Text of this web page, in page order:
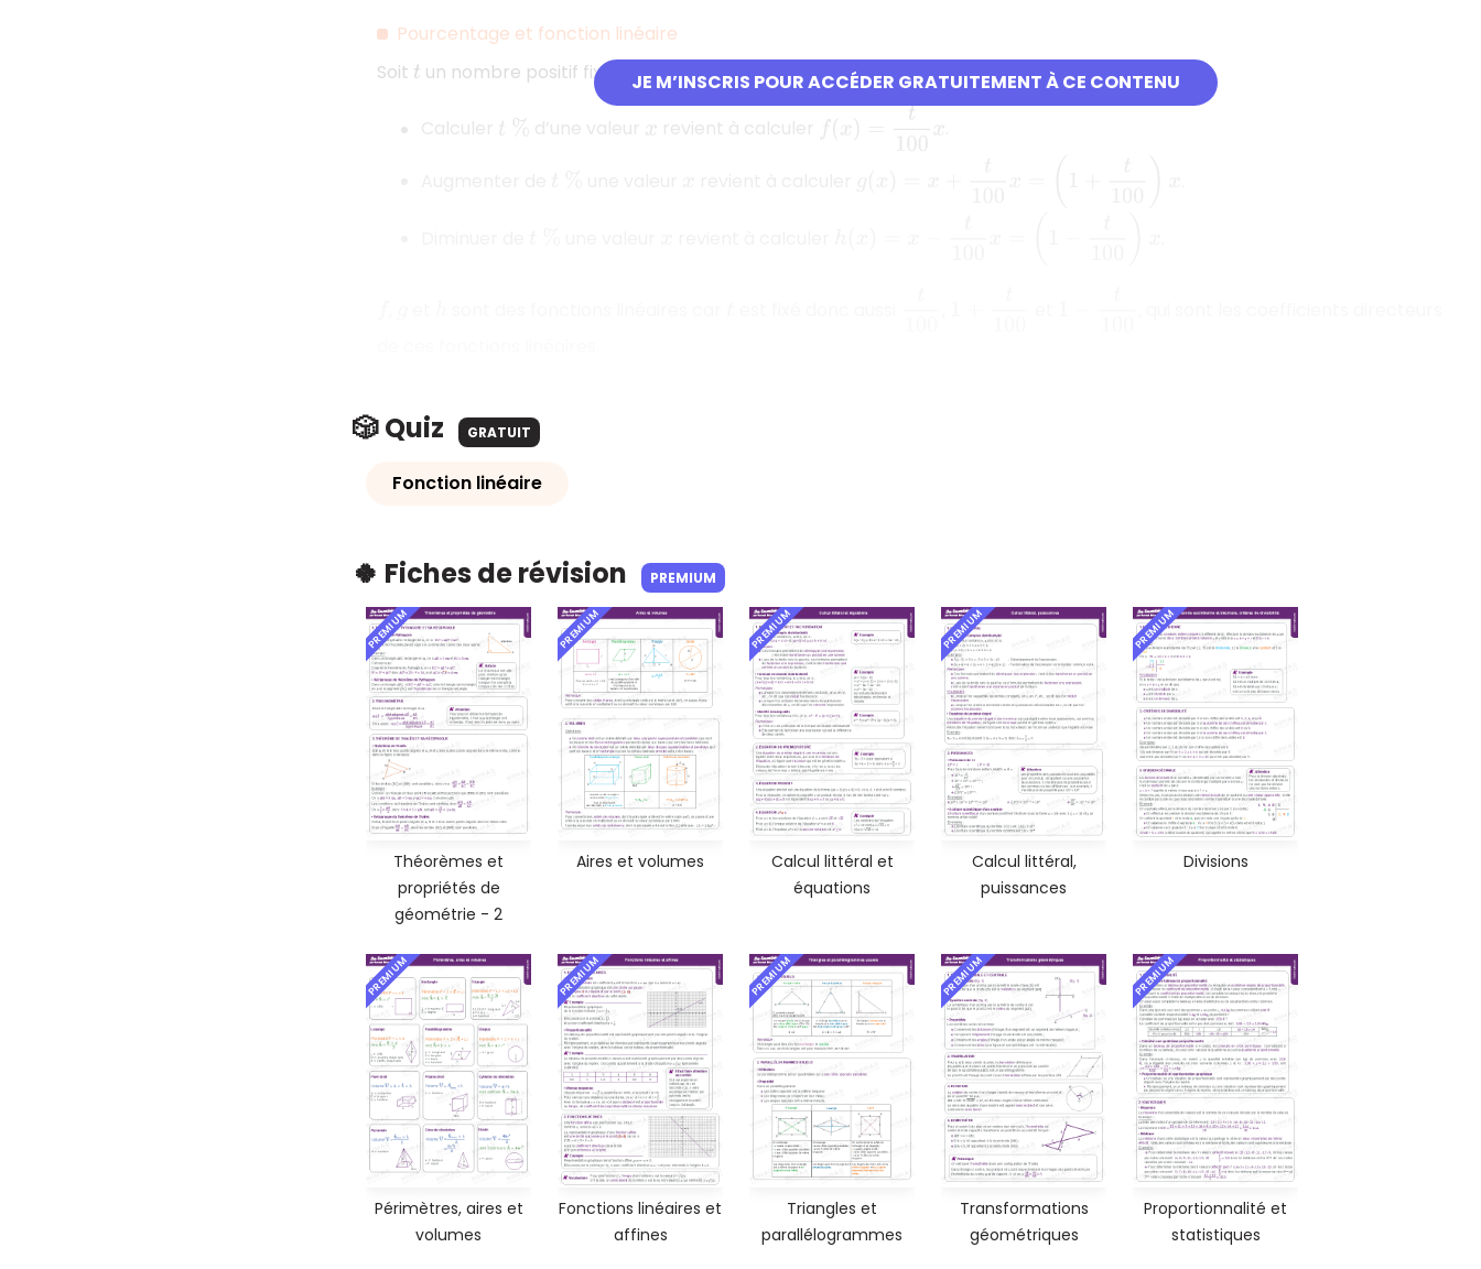
JE M’INSCRIS POUR ACCÉDER GRATUITEMENT À CE CONTENU
Pourcentage et fonction linéaire
Soit t un nombre positif fixé.
Calculer t % d’une valeur x revient à calculer (x =
🎲 Quiz GRATUIT
Fonction linéaire
🍀 Fiches de révision PREMIUM
PREMIUM
Théorèmes et
propriétés de
géométrie - 2
PREMIUM
Aires et volumes
PREMIUM
Calcul littéral et
équations
PREMIUM
Calcul littéral,
puissances
PREMIUM
Divisions
PREMIUM
Périmètres, aires et
volumes
PREMIUM
Fonctions linéaires et
affines
PREMIUM
Triangles et
parallélogrammes
PREMIUM
Transformations
géométriques
PREMIUM
Proportionnalité et
statistiques